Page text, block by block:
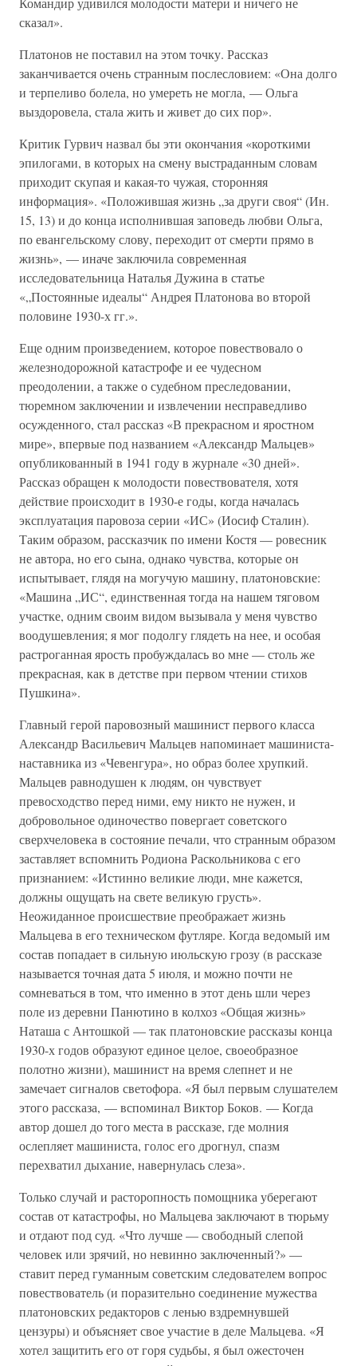
сказал».
Платонов не поставил на этом точку. Рассказ
заканчивается очень странным послесловием: «Она долго
и терпеливо болела, но умереть не могла, — Ольга
выздоровела, стала жить и живет до сих пор».
Критик Гурвич назвал бы эти окончания «короткими
эпилогами, в которых на смену выстраданным словам
приходит скупая и какая-то чужая, сторонняя
информация». «Положившая жизнь „за други своя“ (Ин.
15, 13) и до конца исполнившая заповедь любви Ольга,
по евангельскому слову, переходит от смерти прямо в
жизнь», — иначе заключила современная
исследовательница Наталья Дужина в статье
«„Постоянные идеалы“ Андрея Платонова во второй
половине 1930-х гг.».
Еще одним произведением, которое повествовало о
железнодорожной катастрофе и ее чудесном
преодолении, а также о судебном преследовании,
тюремном заключении и извлечении несправедливо
осужденного, стал рассказ «В прекрасном и яростном
мире», впервые под названием «Александр Мальцев»
опубликованный в 1941 году в журнале «30 дней».
Рассказ обращен к молодости повествователя, хотя
действие происходит в 1930-е годы, когда началась
эксплуатация паровоза серии «ИС» (Иосиф Сталин).
Таким образом, рассказчик по имени Костя — ровесник
не автора, но его сына, однако чувства, которые он
испытывает, глядя на могучую машину, платоновские:
«Машина „ИС“, единственная тогда на нашем тяговом
участке, одним своим видом вызывала у меня чувство
воодушевления; я мог подолгу глядеть на нее, и особая
растроганная ярость пробуждалась во мне — столь же
прекрасная, как в детстве при первом чтении стихов
Пушкина».
Главный герой паровозный машинист первого класса
Александр Васильевич Мальцев напоминает машиниста-
наставника из «Чевенгура», но образ более хрупкий.
Мальцев равнодушен к людям, он чувствует
превосходство перед ними, ему никто не нужен, и
добровольное одиночество повергает советского
сверхчеловека в состояние печали, что странным образом
заставляет вспомнить Родиона Раскольникова с его
признанием: «Истинно великие люди, мне кажется,
должны ощущать на свете великую грусть».
Неожиданное происшествие преображает жизнь
Мальцева в его техническом футляре. Когда ведомый им
состав попадает в сильную июльскую грозу (в рассказе
называется точная дата 5 июля, и можно почти не
сомневаться в том, что именно в этот день шли через
поле из деревни Панютино в колхоз «Общая жизнь»
Наташа с Антошкой — так платоновские рассказы конца
1930-х годов образуют единое целое, своеобразное
полотно жизни), машинист на время слепнет и не
замечает сигналов светофора. «Я был первым слушателем
этого рассказа, — вспоминал Виктор Боков. — Когда
автор дошел до того места в рассказе, где молния
ослепляет машиниста, голос его дрогнул, спазм
перехватил дыхание, навернулась слеза».
Только случай и расторопность помощника уберегают
состав от катастрофы, но Мальцева заключают в тюрьму
и отдают под суд. «Что лучше — свободный слепой
человек или зрячий, но невинно заключенный?» —
ставит перед гуманным советским следователем вопрос
повествователь (и поразительно соединение мужества
платоновских редакторов с ленью вздремнувшей
цензуры) и объясняет свое участие в деле Мальцева. «Я
хотел защитить его от горя судьбы, я был ожесточен